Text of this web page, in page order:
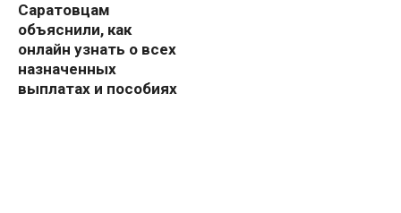
Саратовцам
объяснили, как
онлайн узнать о всех
назначенных
выплатах и пособиях